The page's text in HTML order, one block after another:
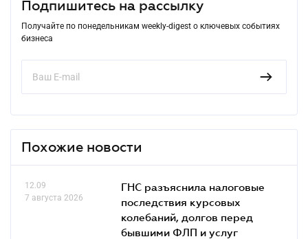
Подпишитесь на рассылку
Получайте по понедельникам weekly-digest о ключевых событиях
бизнеса
Похожие новости
12.09
7 августа 2026
ГНС разъяснила налоговые
последствия курсовых
колебаний, долгов перед
бывшими ФЛП и услуг